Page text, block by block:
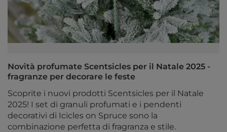
Novità profumate Scentsicles per il Natale 2025 -
fragranze per decorare le feste
Scoprite i nuovi prodotti Scentsicles per il Natale
2025! I set di granuli profumati e i pendenti
decorativi di Icicles on Spruce sono la
combinazione perfetta di fragranza e stile.